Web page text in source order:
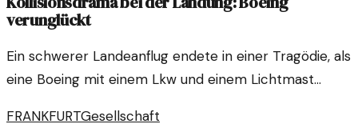
verunglückt
Ein schwerer Landeanflug endete in einer Tragödie, als
eine Boeing mit einem Lkw und einem Lichtmast
Szenen am Unfallort.
FRANKFURTGesellschaft